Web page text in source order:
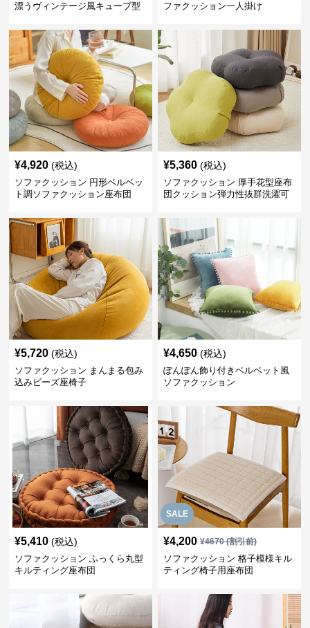
漂うヴィンテージ風キューブ型
ファクッション一人掛け
¥4,920 (税込)
ソファクッション 円形ベルベッ
ト調ソファクッション座布団
¥5,360 (税込)
ソファクッション 厚手花型座布
団クッション弾力性抜群洗濯可
¥5,720 (税込)
ソファクッション まんまる包み
込みビーズ座椅子
¥4,650 (税込)
ぽんぽん飾り付きベルベット風
ソファクッション
¥5,410 (税込)
ソファクッション ふっくら丸型
キルティング座布団
SALE
¥4,200 ¥4670(割引前)
ソファクッション 格子模様キル
ティング椅子用座布団